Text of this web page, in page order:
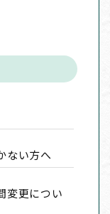
ない方へ
変更につい